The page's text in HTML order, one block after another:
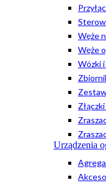
Węże
Węże
Wózki
Urządzenia